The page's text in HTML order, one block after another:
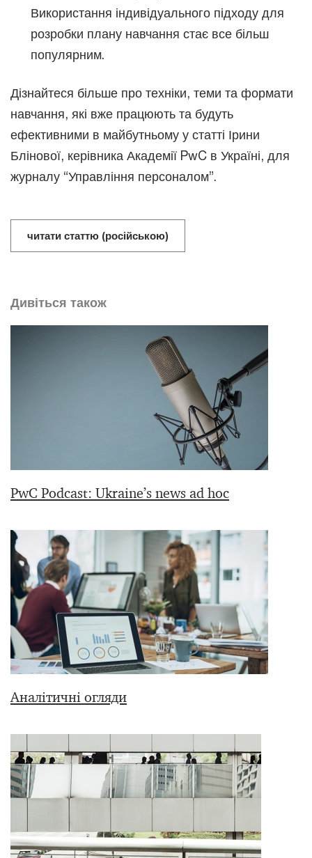
Використання індивідуального підходу для
розробки плану навчання стає все більш
популярним.
Дізнайтеся більше про техніки, теми та формати
навчання, які вже працюють та будуть
ефективними в майбутньому у статті Ірини
Блінової, керівника Академії PwC в Україні, для
журналу “Управління персоналом”.
читати статтю (російською)
Дивіться також
PwC Podcast: Ukraine’s news ad hoc
Аналітичні огляди